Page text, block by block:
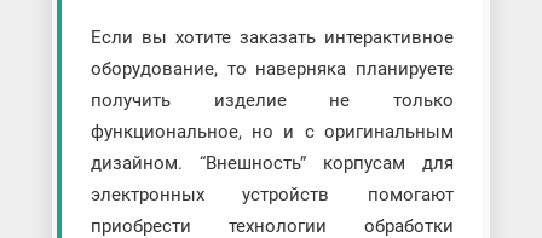
Если вы хотите заказать интерактивное
оборудование, то наверняка планируете
получить изделие не только
функциональное, но и с оригинальным
дизайном. “Внешность” корпусам для
электронных устройств помогают
приобрести технологии обработки